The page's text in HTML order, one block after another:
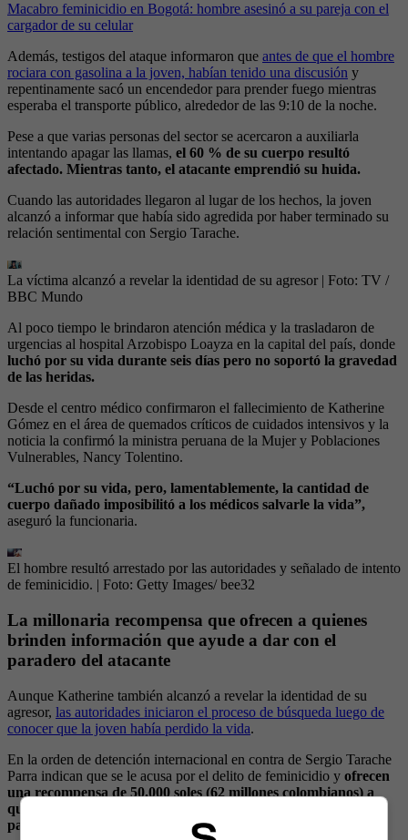
Macabro feminicidio en Bogotá: hombre asesinó a su pareja con el
cargador de su celular
Además, testigos del ataque informaron que antes de que el hombre
rociara con gasolina a la joven, habían tenido una discusión y
repentinamente sacó un encendedor para prender fuego mientras
esperaba el transporte público, alrededor de las 9:10 de la noche.
Pese a que varias personas del sector se acercaron a auxiliarla
intentando apagar las llamas, el 60 % de su cuerpo resultó
afectado. Mientras tanto, el atacante emprendió su huida.
Cuando las autoridades llegaron al lugar de los hechos, la joven
alcanzó a informar que había sido agredida por haber terminado su
relación sentimental con Sergio Tarache.
La víctima alcanzó a revelar la identidad de su agresor | Foto: TV /
BBC Mundo
Al poco tiempo le brindaron atención médica y la trasladaron de
urgencias al hospital Arzobispo Loayza en la capital del país, donde
luchó por su vida durante seis días pero no soportó la gravedad
de las heridas.
Desde el centro médico confirmaron el fallecimiento de Katherine
Gómez en el área de quemados críticos de cuidados intensivos y la
noticia la confirmó la ministra peruana de la Mujer y Poblaciones
Vulnerables, Nancy Tolentino.
“Luchó por su vida, pero, lamentablemente, la cantidad de
cuerpo dañado imposibilitó a los médicos salvarle la vida”,
aseguró la funcionaria.
El hombre resultó arrestado por las autoridades y señalado de intento
de feminicidio. | Foto: Getty Images/ bee32
La millonaria recompensa que ofrecen a quienes
brinden información que ayude a dar con el
paradero del atacante
Aunque Katherine también alcanzó a revelar la identidad de su
agresor, las autoridades iniciaron el proceso de búsqueda luego de
conocer que la joven había perdido la vida.
En la orden de detención internacional en contra de Sergio Tarache
Parra indican que se le acusa por el delito de feminicidio y ofrecen
una recompensa de 50.000 soles (62 millones colombianos) a
quienes puedan brindar información que ayude a dar con su
paradero.